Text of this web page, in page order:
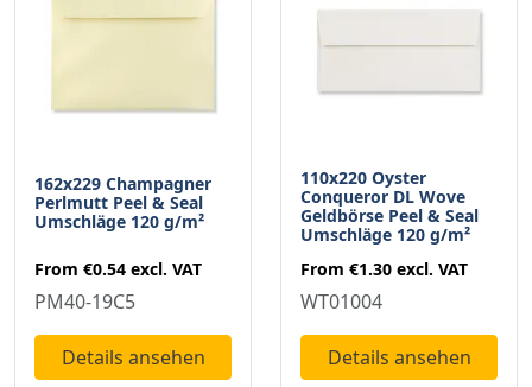
162x229 Champagner
Perlmutt Peel & Seal
Umschläge 120 g/m²
From €0.54 excl. VAT
PM40-19C5
Details ansehen
110x220 Oyster
Conqueror DL Wove
Geldbörse Peel & Seal
Umschläge 120 g/m²
From €1.30 excl. VAT
WT01004
Details ansehen